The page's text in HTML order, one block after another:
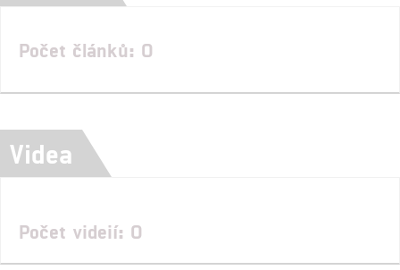
Počet článků: 0
Videa
Počet videií: 0